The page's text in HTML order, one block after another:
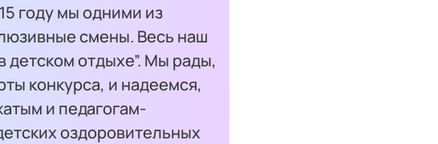
году мы одними из
смены. Весь наш
детском отдыхе”. Мы рады,
конкурса, и надеемся,
и педагогам-
оздоровительных